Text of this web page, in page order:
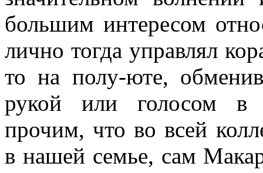
большим интересом
лично тогда управ­лял
то на полу-юте,
рукой или голосом в
прочим, что во всей
в нашей семье, сам